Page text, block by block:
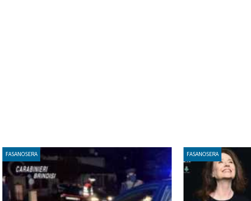
FASANOSERA FASANOSERA